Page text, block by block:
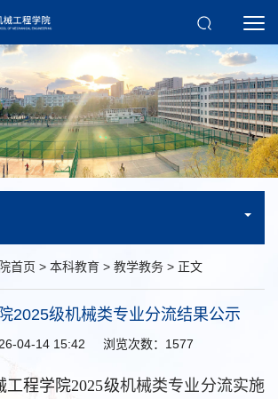
首页 > 本科教育 > 教学教务 > 正文
2025级机械类专业分流结果公示
04-14 15:42 浏览次数： 1577
工程学院2025级机械类专业分流实施